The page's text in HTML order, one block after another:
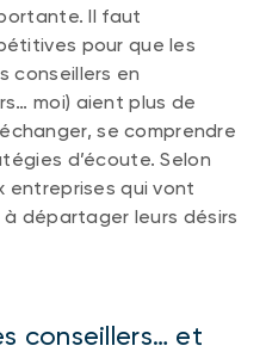
Il faut
pour que les
conseillers en
moi) aient plus de
se comprendre
d’écoute. Selon
entreprises qui vont
départager leurs désirs
conseillers… et